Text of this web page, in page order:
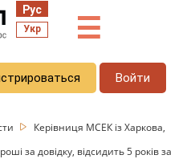
Рус
Укр ☰
Войти
Керівниця МСЕК із Харкова,
за довідку, відсидить 5 років за